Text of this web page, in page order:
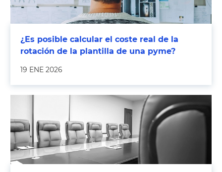
¿Es posible calcular el coste real de la
rotación de la plantilla de una pyme?
19 ENE 2026